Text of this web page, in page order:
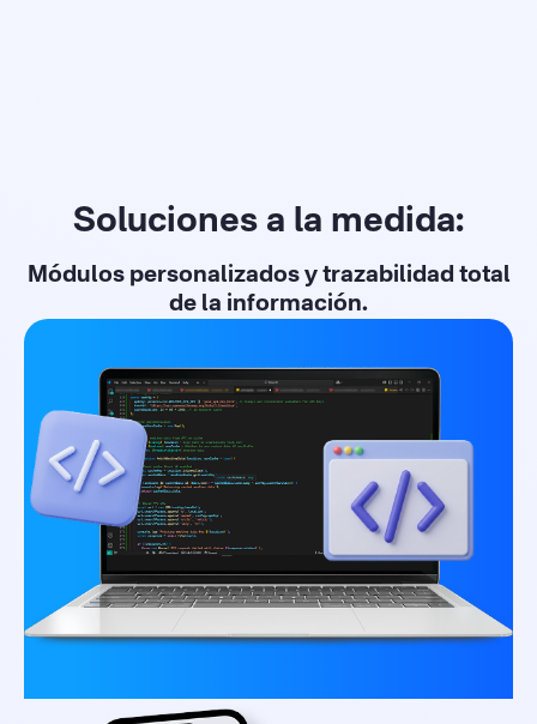
Soluciones a la medida:
Módulos personalizados y trazabilidad total
de la información.